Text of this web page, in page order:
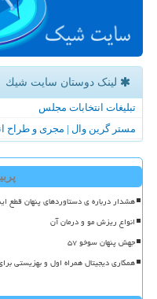
لینک دوستان سایت شیك
تبلیغات انتخابات مجلس
مستر گرین وال | مجری و طراح
هشدار درباره ی دستاوردهای پنهان قطع
انواع ریزش مو و درمان آن
جهش پنهان سوخو ۵۷
همکاری دیجیتال همراه اول و بهزیستی